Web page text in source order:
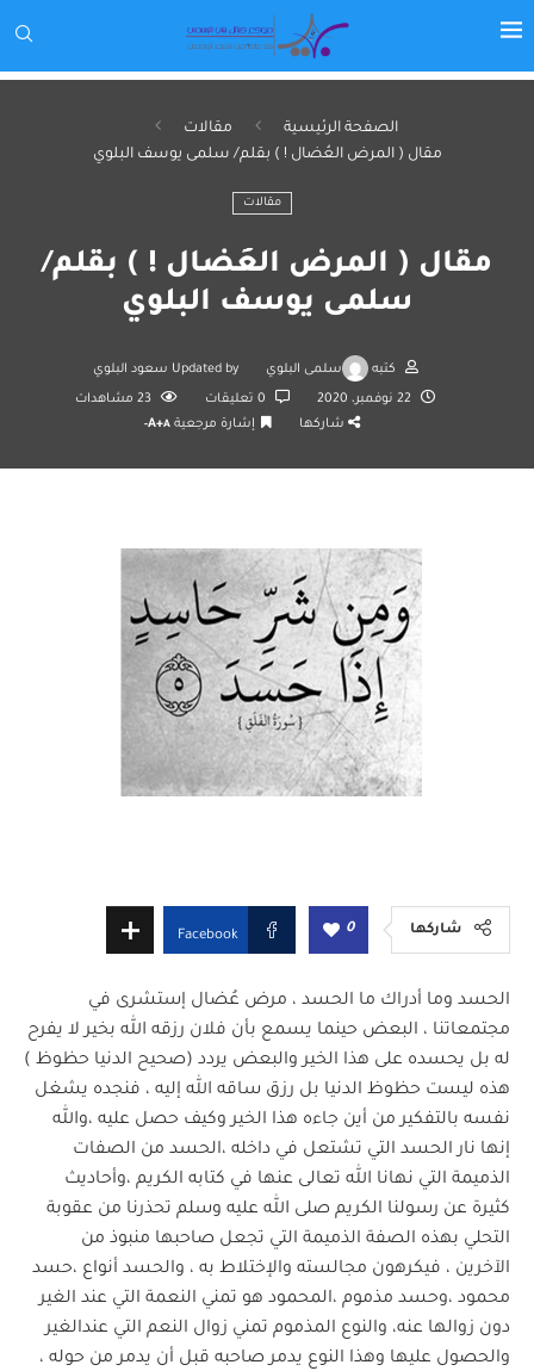
الصفحة الرئيسية
مقالات
مقال ( المرض العُضال ! ) بقلم/ سلمى يوسف البلوي
مقالات
مقال ( المرض العُضال ! ) بقلم/
سلمى يوسف البلوي
كتبه سلمى البلوي Updated by سعود البلوي
22 نوفمبر، 2020 23 مشاهدات
شاركها
إشارة مرجعية A+A-
شاركها 0
Facebook
الحسد وما أدراك ما الحسد ، مرض عُضال إستشرى في
مجتمعاتنا ، البعض حينما يسمع بأن فلان رزقه الله بخير لا يفرح
له بل يحسده على هذا الخير والبعض يردد (صحيح الدنيا حظوظ )
هذه ليست حظوظ الدنيا بل رزق ساقه الله إليه ، فنجده يشغل
نفسه بالتفكير من أين جاءه هذا الخير وكيف حصل عليه ،والله
إنها نار الحسد التي تشتعل في داخله ،الحسد من الصفات
الذميمة التي نهانا الله تعالى عنها في كتابه الكريم ،وأحاديث
كثيرة عن رسولنا الكريم صلى الله عليه وسلم تحذرنا من عقوبة
التحلي بهذه الصفة الذميمة التي تجعل صاحبها منبوذ من
الآخرين ، فيكرهون مجالسته والإختلاط به ، والحسد أنواع ،حسد
محمود ،وحسد مذموم ،المحمود هو تمني النعمة التي عند الغير
دون زوالها عنه، والنوع المذموم تمني زوال النعم التي عندالغير
والحصول عليها وهذا النوع يدمر صاحبه قبل أن يدمر من حوله ،